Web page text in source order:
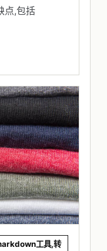
点,包括
工具,转